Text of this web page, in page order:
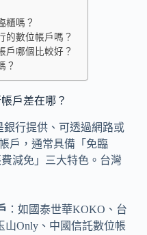
櫃嗎？
的數位帳戶嗎？
戶哪個比較好？
？
戶差在哪？
銀行提供、可透過網路或
戶，通常具備「免臨
減免」三大特色。台灣
：如國泰世華KOKO、台
山Only、中國信託數位帳